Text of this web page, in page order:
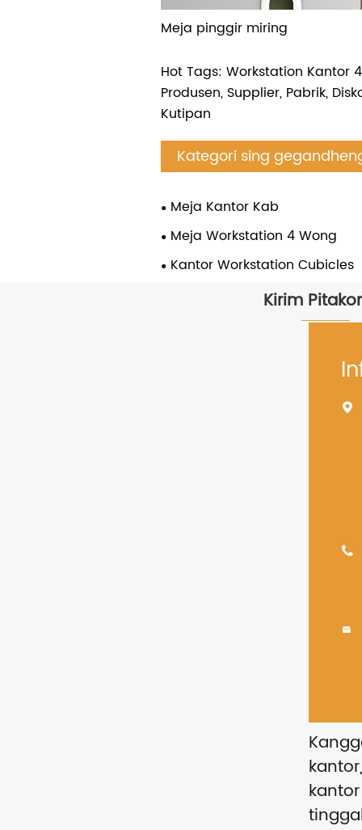
Meja pinggir miring
Hot Tags: Workstation Kantor
Produsen, Supplier, Pabrik,
Kutipan
Kategori sing
Meja Kantor Kab
Meja Workstation 4 Wong
Kantor Workstation Cubicles
Kirim


